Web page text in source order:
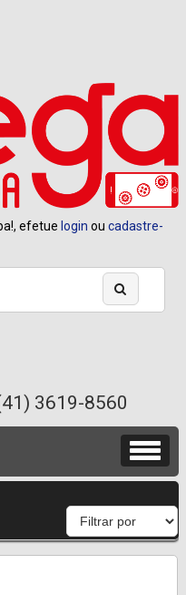
efetue login ou cadastre-
3619-8560